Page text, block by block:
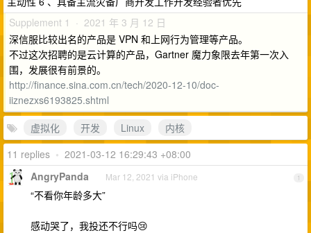
Supplement 1 · 2021 年 3 月 12 日
深信服比较出名的产品是 VPN 和上网行为管理等产品。
不过这次招聘的是云计算的产品，Gartner 魔力象限去年第一次入
围，发展很有前景的。
http://finance.sina.com.cn/tech/2020-12-10/doc-
iiznezxs6193825.shtml
虚拟化
开发 Linux
内核
11 replies • 2021-03-12 16:29:43 +08:00
1
AngryPanda Mar 12, 2021 via iPhone
“不看你年龄多大”
感动哭了，我投还不行吗😢